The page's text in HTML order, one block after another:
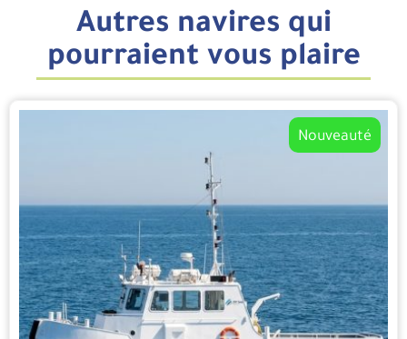
Autres navires qui
pourraient vous plaire
Nouveauté